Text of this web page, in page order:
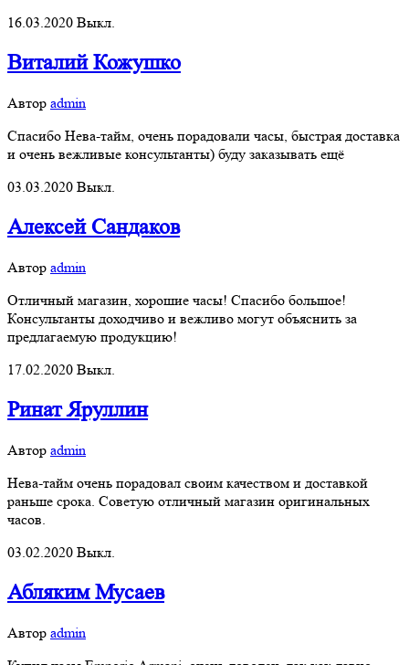
16.03.2020 Выкл.
Виталий Кожушко
Автор admin
Спасибо Нева-тайм, очень порадовали часы, быстрая доставка
и очень вежливые консультанты) буду заказывать ещё
03.03.2020 Выкл.
Алексей Сандаков
Автор admin
Отличный магазин, хорошие часы! Спасибо большое!
Консультанты доходчиво и вежливо могут объяснить за
предлагаемую продукцию!
17.02.2020 Выкл.
Ринат Яруллин
Автор admin
Нева-тайм очень порадовал своим качеством и доставкой
раньше срока. Советую отличный магазин оригинальных
часов.
03.02.2020 Выкл.
Абляким Мусаев
Автор admin